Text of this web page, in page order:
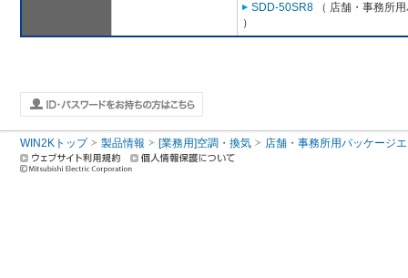
SDD-50SR8 （ 店舗・事務所
）
WIN2Kトップ 製品情報 [業務用]空調・換気 店舗・事務所用パッケージ